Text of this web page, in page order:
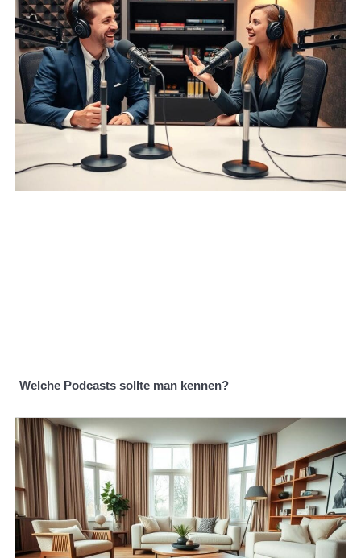
Welche Podcasts sollte man kennen?